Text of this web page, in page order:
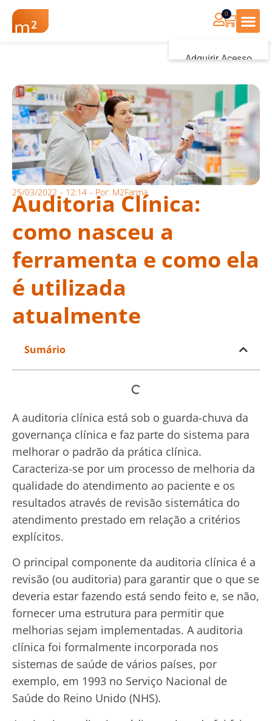
Adquirir Acesso
0
25/03/2022 - 12:14 - Por: M2Farma
Auditoria Clínica:
como nasceu a
ferramenta e como ela
é utilizada
atualmente
Sumário
A auditoria clínica está sob o guarda-chuva da
governança clínica e faz parte do sistema para
melhorar o padrão da prática clínica.
Caracteriza-se por um processo de melhoria da
qualidade do atendimento ao paciente e os
resultados através de revisão sistemática do
atendimento prestado em relação a critérios
explícitos.
O principal componente da auditoria clínica é a
revisão (ou auditoria) para garantir que o que se
deveria estar fazendo está sendo feito e, se não,
fornecer uma estrutura para permitir que
melhorias sejam implementadas. A auditoria
clínica foi formalmente incorporada nos
sistemas de saúde de vários países, por
exemplo, em 1993 no Serviço Nacional de
Saúde do Reino Unido (NHS).